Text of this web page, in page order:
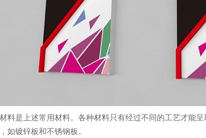
料是上述常用材料。各种材料只有经过不同的工艺才能
如镀锌板和不锈钢板。